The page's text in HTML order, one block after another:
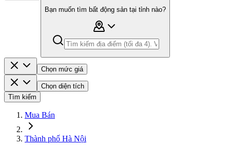
Bạn muốn tìm bất động sản tại tỉnh nào?
Chọn mức giá
Chọn diện tích
Tìm kiếm
Mua Bán
Thành phố Hà Nội